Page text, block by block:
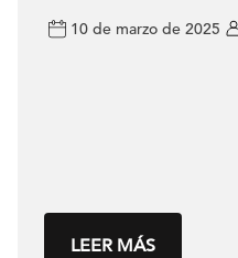
10 de marzo de 2025
LEER MÁS